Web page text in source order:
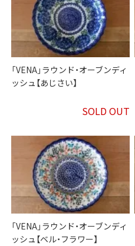
「VENA」ラウンド・オーブンディ
ッシュ【あじさい】
SOLD OUT
「VENA」ラウンド・オーブンディ
ッシュ【ベル・フラワー】